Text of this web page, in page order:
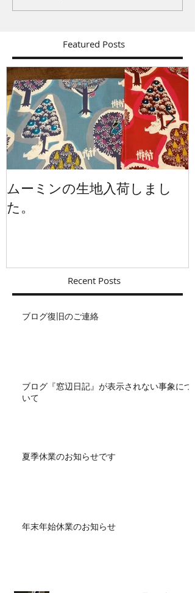
Featured Posts
ムーミンの生地入荷しまし
た。
Recent Posts
ブログ復旧のご連絡
ブログ『窓辺日記』が表示されない事象につ
いて
夏季休業のお知らせです
年末年始休業のお知らせ